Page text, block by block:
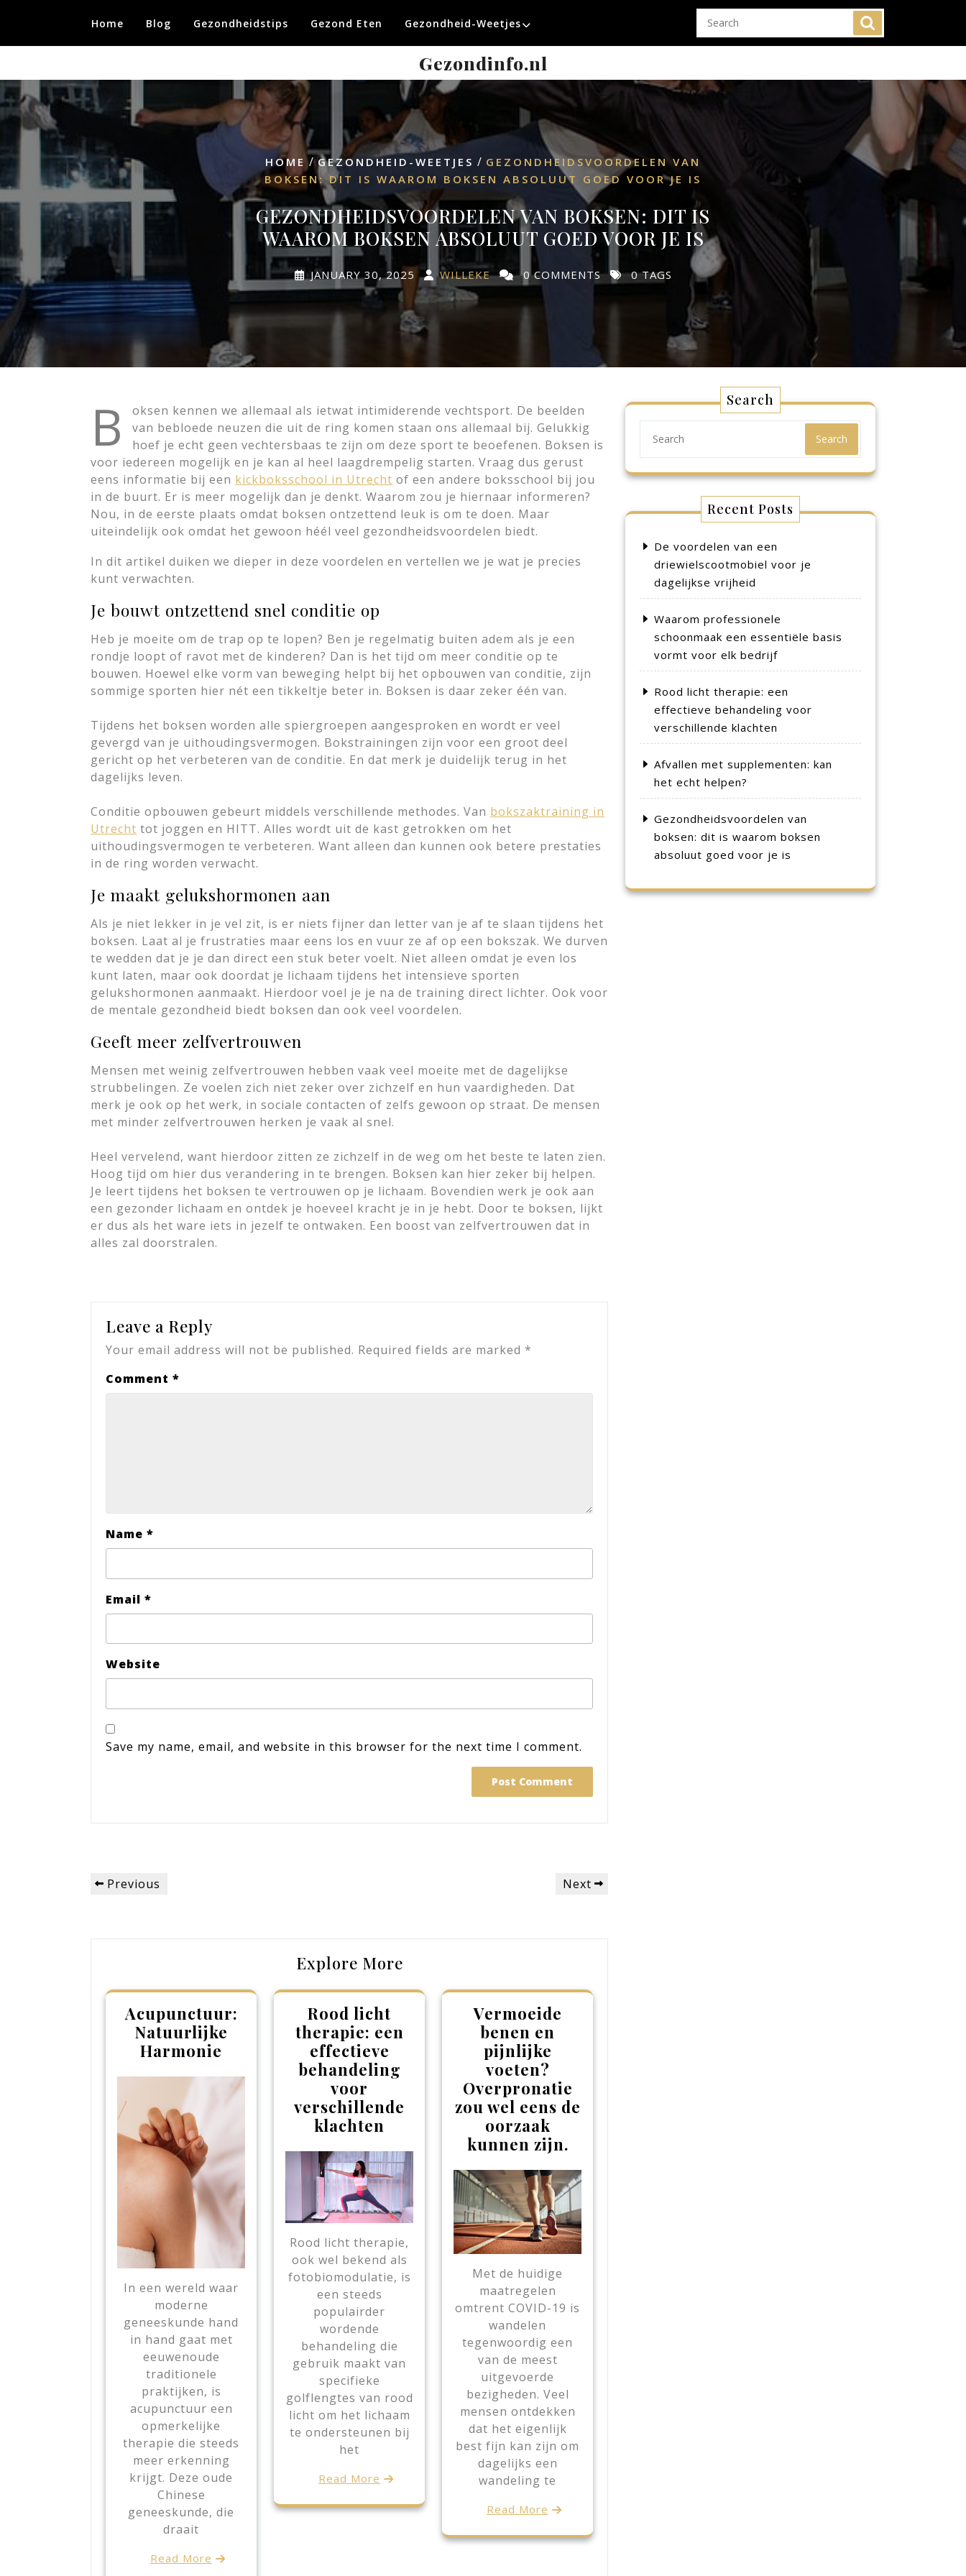
content
Home Blog Gezondheidstips Gezond Eten Gezondheid-Weetjes
Gezondinfo.nl
HOME /GEZONDHEID-WEETJES / GEZONDHEIDSVOORDELEN VAN
BOKSEN: DIT IS WAAROM BOKSEN ABSOLUUT GOED VOOR JE IS
GEZONDHEIDSVOORDELEN VAN BOKSEN: DIT IS
WAAROM BOKSEN ABSOLUUT GOED VOOR JE IS
JANUARY 30, 2025 WILLEKE 0 COMMENTS 0 TAGS
B
oksen kennen we allemaal als ietwat intimiderende vechtsport. De beelden
van bebloede neuzen die uit de ring komen staan ons allemaal bij. Gelukkig
hoef je echt geen vechtersbaas te zijn om deze sport te beoefenen. Boksen is
voor iedereen mogelijk en je kan al heel laagdrempelig starten. Vraag dus gerust
eens informatie bij een kickboksschool in Utrecht of een andere boksschool bij jou
in de buurt. Er is meer mogelijk dan je denkt. Waarom zou je hiernaar informeren?
Nou, in de eerste plaats omdat boksen ontzettend leuk is om te doen. Maar
uiteindelijk ook omdat het gewoon héél veel gezondheidsvoordelen biedt.
In dit artikel duiken we dieper in deze voordelen en vertellen we je wat je precies
kunt verwachten.
Je bouwt ontzettend snel conditie op
Heb je moeite om de trap op te lopen? Ben je regelmatig buiten adem als je een
rondje loopt of ravot met de kinderen? Dan is het tijd om meer conditie op te
bouwen. Hoewel elke vorm van beweging helpt bij het opbouwen van conditie, zijn
sommige sporten hier nét een tikkeltje beter in. Boksen is daar zeker één van.
Tijdens het boksen worden alle spiergroepen aangesproken en wordt er veel
gevergd van je uithoudingsvermogen. Bokstrainingen zijn voor een groot deel
gericht op het verbeteren van de conditie. En dat merk je duidelijk terug in het
dagelijks leven.
Conditie opbouwen gebeurt middels verschillende methodes. Van bokszaktraining in
Utrecht tot joggen en HITT. Alles wordt uit de kast getrokken om het
uithoudingsvermogen te verbeteren. Want alleen dan kunnen ook betere prestaties
in de ring worden verwacht.
Je maakt gelukshormonen aan
Als je niet lekker in je vel zit, is er niets fijner dan letter van je af te slaan tijdens het
boksen. Laat al je frustraties maar eens los en vuur ze af op een bokszak. We durven
te wedden dat je je dan direct een stuk beter voelt. Niet alleen omdat je even los
kunt laten, maar ook doordat je lichaam tijdens het intensieve sporten
gelukshormonen aanmaakt. Hierdoor voel je je na de training direct lichter. Ook voor
de mentale gezondheid biedt boksen dan ook veel voordelen.
Geeft meer zelfvertrouwen
Mensen met weinig zelfvertrouwen hebben vaak veel moeite met de dagelijkse
strubbelingen. Ze voelen zich niet zeker over zichzelf en hun vaardigheden. Dat
merk je ook op het werk, in sociale contacten of zelfs gewoon op straat. De mensen
met minder zelfvertrouwen herken je vaak al snel.
Heel vervelend, want hierdoor zitten ze zichzelf in de weg om het beste te laten zien.
Hoog tijd om hier dus verandering in te brengen. Boksen kan hier zeker bij helpen.
Je leert tijdens het boksen te vertrouwen op je lichaam. Bovendien werk je ook aan
een gezonder lichaam en ontdek je hoeveel kracht je in je hebt. Door te boksen, lijkt
er dus als het ware iets in jezelf te ontwaken. Een boost van zelfvertrouwen dat in
alles zal doorstralen.
Leave a Reply
Your email address will not be published. Required fields are marked *
Comment *
Name *
Email *
Website
Save my name, email, and website in this browser for the next time I comment.
Post
navigation
Previous
Previous
Next
Next
Explore More
Acupunctuur:
Natuurlijke
Harmonie
In een wereld waar
moderne
geneeskunde hand
in hand gaat met
eeuwenoude
traditionele
praktijken, is
acupunctuur een
opmerkelijke
therapie die steeds
meer erkenning
krijgt. Deze oude
Chinese
geneeskunde, die
draait
Read More
Rood licht
therapie: een
effectieve
behandeling
voor
verschillende
klachten
Rood licht therapie,
ook wel bekend als
fotobiomodulatie, is
een steeds
populairder
wordende
behandeling die
gebruik maakt van
specifieke
golflengtes van rood
licht om het lichaam
te ondersteunen bij
het
Read More
Vermoeide
benen en
pijnlijke
voeten?
Overpronatie
zou wel eens de
oorzaak
kunnen zijn.
Met de huidige
maatregelen
omtrent COVID-19 is
wandelen
tegenwoordig een
van de meest
uitgevoerde
bezigheden. Veel
mensen ontdekken
dat het eigenlijk
best fijn kan zijn om
dagelijks een
wandeling te
Read More
Search
Search
Recent Posts
De voordelen van een
driewielscootmobiel voor je
dagelijkse vrijheid
Waarom professionele
schoonmaak een essentiële basis
vormt voor elk bedrijf
Rood licht therapie: een
effectieve behandeling voor
verschillende klachten
Afvallen met supplementen: kan
het echt helpen?
Gezondheidsvoordelen van
boksen: dit is waarom boksen
absoluut goed voor je is